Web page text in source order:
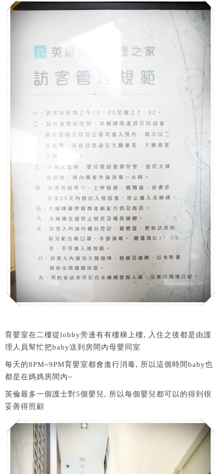
育嬰室在二樓從lobby旁邊有有樓梯上樓, 入住之後都是由護
理人員幫忙把baby送到房間內母嬰同室
每天的8PM~9PM育嬰室都會進行消毒, 所以這個時間baby也
都是在媽媽房間內~
英倫最多一個護士對5個嬰兒, 所以每個嬰兒都可以的得到很
妥善得照顧